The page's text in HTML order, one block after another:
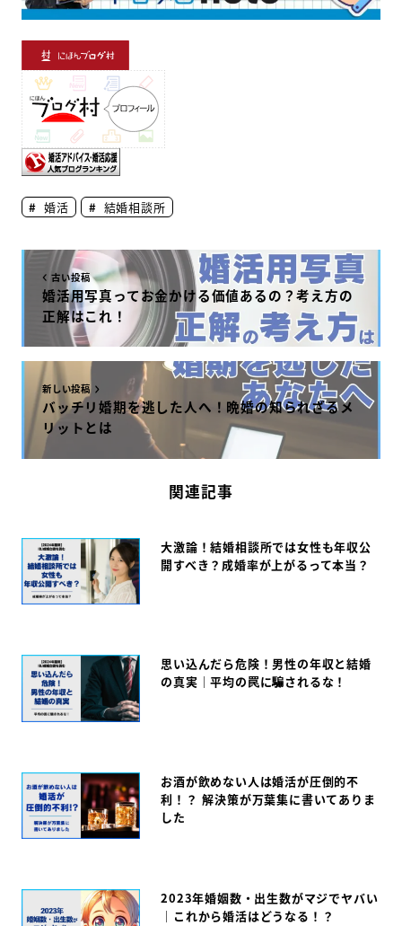
e e
婚活 結婚相談所
古い投稿
婚活用写真ってお金かける価値あるの？考え方の
正解はこれ！
新しい投稿
バッチリ婚期を逃した人へ！晩婚の知られざるメ
リットとは
関連記事
大激論！結婚相談所では女性も年収公
開すべき？成婚率が上がるって本当？
思い込んだら危険！男性の年収と結婚
の真実｜平均の罠に騙されるな！
お酒が飲めない人は婚活が圧倒的不
利！？ 解決策が万葉集に書いてありま
した
2023年婚姻数・出生数がマジでヤバい
｜これから婚活はどうなる！？